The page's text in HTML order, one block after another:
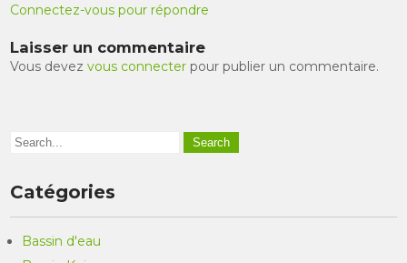
Connectez-vous pour répondre
Laisser un commentaire
Vous devezvous connecter pour publier un commentaire.
Catégories
Bassin d'eau